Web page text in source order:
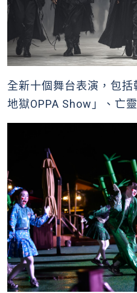
全新十個舞台表演，包
地獄OPPA Show」、亡